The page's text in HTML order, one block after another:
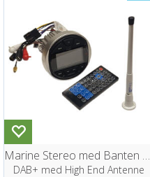
Marine Stereo med Banten Antenne HVIT
DAB+ med High End Antenne